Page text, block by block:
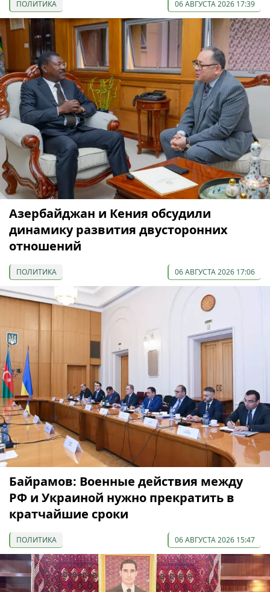
ПОЛИТИКА 06 АВГУСТА 2026 17:39
Азербайджан и Кения обсудили
динамику развития двусторонних
отношений
ПОЛИТИКА 06 АВГУСТА 2026 17:06
Байрамов: Военные действия между
РФ и Украиной нужно прекратить в
кратчайшие сроки
ПОЛИТИКА 06 АВГУСТА 2026 15:47